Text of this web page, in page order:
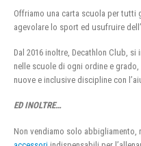
Offriamo una carta scuola per
agevolare lo sport ed usufruire
Dal 2016 inoltre, Decathlon Club,
nelle scuole di ogni ordine e
nuove e inclusive discipline con
ED INOLTRE…
Non vendiamo solo